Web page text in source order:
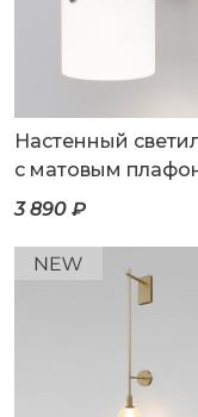
Настенный
с матовым
из стекла
3 890 ₽